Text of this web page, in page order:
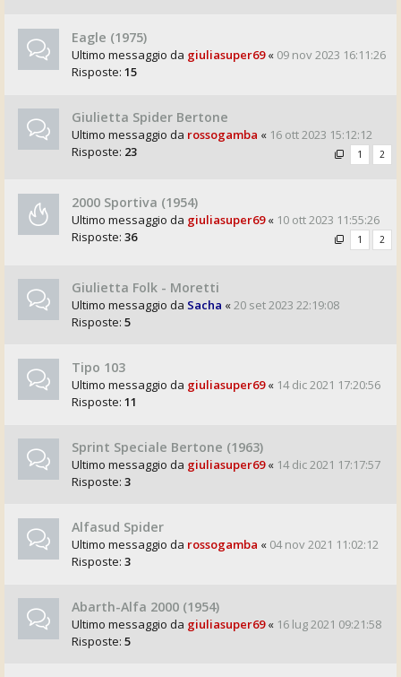
Eagle (1975)
Ultimo messaggio da giuliasuper69« 09 nov 2023 16:11:26
Risposte: 15
Giulietta Spider Bertone
Ultimo messaggio da rossogamba « 16 ott 2023 15:12:12
Risposte: 23 1 2
2000 Sportiva (1954)
Ultimo messaggio da giuliasuper69« 10 ott 2023 11:55:26
Risposte: 36 1 2
Giulietta Folk - Moretti
Ultimo messaggio da Sacha «20 set 2023 22:19:08
Risposte: 5
Tipo 103
Ultimo messaggio da giuliasuper69« 14 dic 2021 17:20:56
Risposte: 11
Sprint Speciale Bertone (1963)
Ultimo messaggio da giuliasuper69« 14 dic 2021 17:17:57
Risposte: 3
Alfasud Spider
Ultimo messaggio da rossogamba « 04 nov 2021 11:02:12
Risposte: 3
Abarth-Alfa 2000 (1954)
Ultimo messaggio da giuliasuper69« 16 lug 2021 09:21:58
Risposte: 5